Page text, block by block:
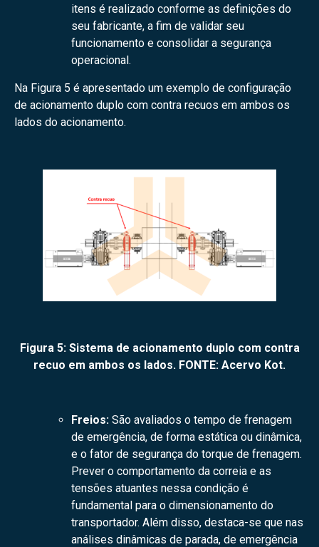
itens é realizado conforme as definições do
seu fabricante, a fim de validar seu
funcionamento e consolidar a segurança
operacional.
Na Figura 5 é apresentado um exemplo de configuração
de acionamento duplo com contra recuos em ambos os
lados do acionamento.
Figura 5: Sistema de acionamento duplo com contra
recuo em ambos os lados. FONTE: Acervo Kot.
Freios: São avaliados o tempo de frenagem
de emergência, de forma estática ou dinâmica,
e o fator de segurança do torque de frenagem.
Prever o comportamento da correia e as
tensões atuantes nessa condição é
fundamental para o dimensionamento do
transportador. Além disso, destaca-se que nas
análises dinâmicas de parada, de emergência